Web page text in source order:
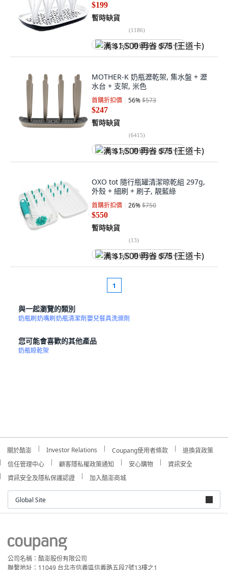
$199
暫時缺貨
(1186)
满 $1,500 再省 $75 (王道卡)
MOTHER-K 奶瓶瀝乾架, 集水盤 + 瀝
水台 + 支架, 米色
首購折扣價 56%$573
$247
暫時缺貨
(6415)
满 $1,500 再省 $75 (王道卡)
OXO tot 隨行瓶罐清潔晾乾組 297g,
外殼 + 細刷 + 刷子, 靚藍綠
首購折扣價 26%$750
$550
暫時缺貨
(13)
满 $1,500 再省 $75 (王道卡)
1
與一起瀏覽的類別
奶瓶刷奶嘴刷奶瓶清潔劑嬰兒餐具洗滌劑
您可能會喜歡的其他產品
奶瓶晾乾架
關於酷澎 Investor Relations Coupang使用者條款
退換貨政策
信任管理中心
顧客隱私權政策通知 安心購物
資訊安全
資訊安全及隱私保護認證
加入酷澎商城
Global Site
公司名稱：酷澎股份有限公司
聯繫地址：11049 台北市信義區信義路五段7號13樓之1